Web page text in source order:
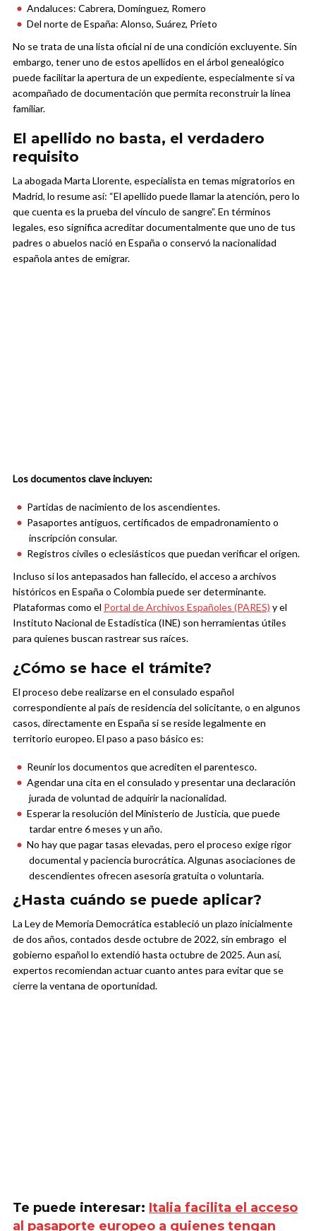
Andaluces: Cabrera, Domínguez, Romero
Del norte de España: Alonso, Suárez, Prieto
No se trata de una lista oficial ni de una condición excluyente. Sin
embargo, tener uno de estos apellidos en el árbol genealógico
puede facilitar la apertura de un expediente, especialmente si va
acompañado de documentación que permita reconstruir la línea
familiar.
El apellido no basta, el verdadero
requisito
La abogada Marta Llorente, especialista en temas migratorios en
Madrid, lo resume así: “El apellido puede llamar la atención, pero lo
que cuenta es la prueba del vínculo de sangre”. En términos
legales, eso significa acreditar documentalmente que uno de tus
padres o abuelos nació en España o conservó la nacionalidad
española antes de emigrar.
Los documentos clave incluyen:
Partidas de nacimiento de los ascendientes.
Pasaportes antiguos, certificados de empadronamiento o
inscripción consular.
Registros civiles o eclesiásticos que puedan verificar el origen.
Incluso si los antepasados han fallecido, el acceso a archivos
históricos en España o Colombia puede ser determinante.
Plataformas como el Portal de Archivos Españoles (PARES) y el
Instituto Nacional de Estadística (INE) son herramientas útiles
para quienes buscan rastrear sus raíces.
¿Cómo se hace el trámite?
El proceso debe realizarse en el consulado español
correspondiente al país de residencia del solicitante, o en algunos
casos, directamente en España si se reside legalmente en
territorio europeo. El paso a paso básico es:
Reunir los documentos que acrediten el parentesco.
Agendar una cita en el consulado y presentar una declaración
jurada de voluntad de adquirir la nacionalidad.
Esperar la resolución del Ministerio de Justicia, que puede
tardar entre 6 meses y un año.
No hay que pagar tasas elevadas, pero el proceso exige rigor
documental y paciencia burocrática. Algunas asociaciones de
descendientes ofrecen asesoría gratuita o voluntaria.
¿Hasta cuándo se puede aplicar?
La Ley de Memoria Democrática estableció un plazo inicialmente
de dos años, contados desde octubre de 2022, sin embrago el
gobierno español lo extendió hasta octubre de 2025. Aun así,
expertos recomiendan actuar cuanto antes para evitar que se
cierre la ventana de oportunidad.
Te puede interesar: Italia facilita el acceso
al pasaporte europeo a quienes tengan